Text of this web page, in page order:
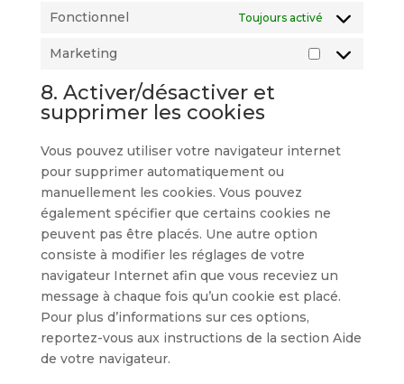
Fonctionnel Toujours activé
Marketing
Marketing
8. Activer/désactiver et
supprimer les cookies
Vous pouvez utiliser votre navigateur internet
pour supprimer automatiquement ou
manuellement les cookies. Vous pouvez
également spécifier que certains cookies ne
peuvent pas être placés. Une autre option
consiste à modifier les réglages de votre
navigateur Internet afin que vous receviez un
message à chaque fois qu’un cookie est placé.
Pour plus d’informations sur ces options,
reportez-vous aux instructions de la section Aide
de votre navigateur.